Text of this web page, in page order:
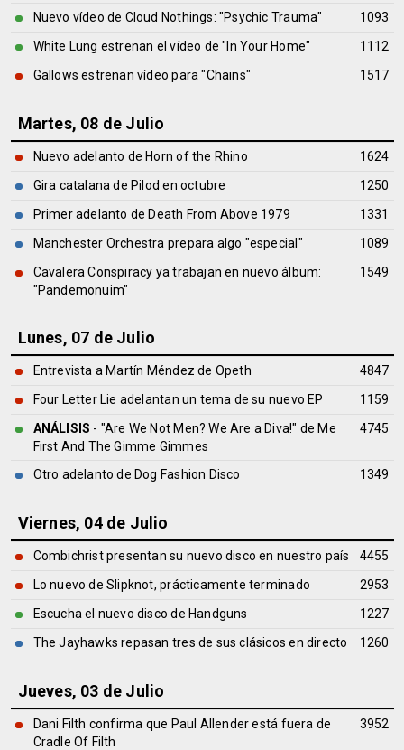
Nuevo vídeo de Cloud Nothings: "Psychic Trauma"
1093
White Lung estrenan el vídeo de "In Your Home"
1112
Gallows estrenan vídeo para "Chains"
1517
Martes, 08 de Julio
Nuevo adelanto de Horn of the Rhino
1624
Gira catalana de Pilod en octubre
1250
Primer adelanto de Death From Above 1979
1331
Manchester Orchestra prepara algo "especial"
1089
Cavalera Conspiracy ya trabajan en nuevo álbum:
"Pandemonuim"
1549
Lunes, 07 de Julio
Entrevista a Martín Méndez de Opeth
4847
Four Letter Lie adelantan un tema de su nuevo EP
1159
ANÁLISIS - "Are We Not Men? We Are a Diva!" de Me
First And The Gimme Gimmes
4745
Otro adelanto de Dog Fashion Disco 1349
Viernes, 04 de Julio
Combichrist presentan su nuevo disco en nuestro país
4455
Lo nuevo de Slipknot, prácticamente terminado
2953
Escucha el nuevo disco de Handguns
1227
The Jayhawks repasan tres de sus clásicos en directo
1260
Jueves, 03 de Julio
Dani Filth confirma que Paul Allender está fuera de
Cradle Of Filth
3952